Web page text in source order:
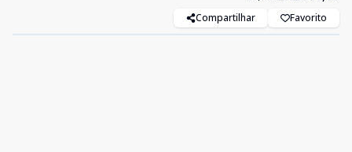
Compartilhar Favorito